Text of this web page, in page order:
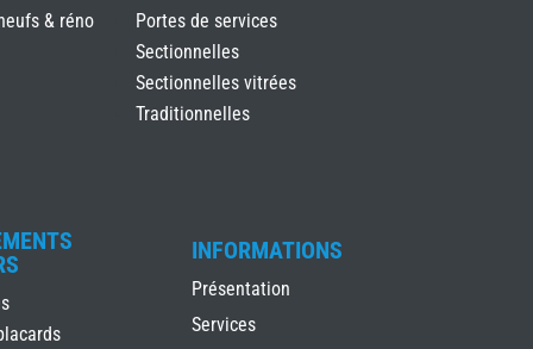
& réno
Portes de services
Sectionnelles
Sectionnelles vitrées
Traditionnelles
INFORMATIONS
Présentation
Services